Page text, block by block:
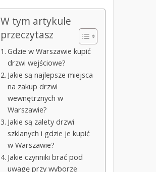
W tym artykule
przeczytasz
Gdzie w Warszawie kupić
drzwi wejściowe?
Jakie są najlepsze miejsca
na zakup drzwi
wewnętrznych w
Warszawie?
Jakie są zalety drzwi
szklanych i gdzie je kupić
w Warszawie?
Jakie czynniki brać pod
uwagę przy wyborze